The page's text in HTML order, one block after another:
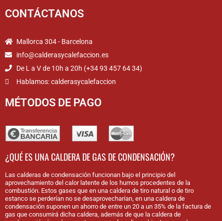
CONTÁCTANOS
Mallorca 304 - Barcelona
info@calderasycalefaccion.es
De L a V de 10h a 20h (+34 93 457 64 34)
Hablamos: calderasycalefaccion
MÉTODOS DE PAGO
¿QUÉ ES UNA CALDERA DE GAS DE CONDENSACIÓN?
Las calderas de condensación funcionan bajo el principio del
aprovechamiento del calor latente de los humos procedentes de la
combustión. Estos gases que en una caldera de tiro natural o de tiro
estanco se perderían no se desaprovecharían, en una caldera de
condensación suponen un ahorro de entre un 20 a un 35% de la factura de
gas que consumirá dicha caldera, además de que la caldera de